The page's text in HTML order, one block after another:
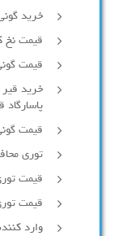
خرید
قیمت نخ
قیمت
خرید قیر
پاسارگاد
قیمت
توری
قیمت
قیمت
وارد